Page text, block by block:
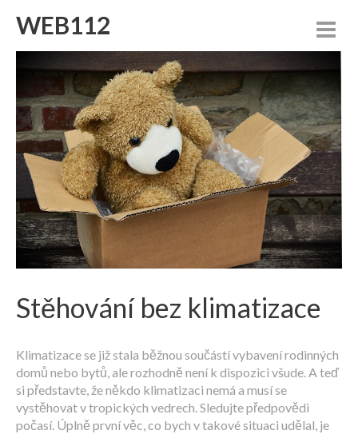
WEB112
Stěhování bez klimatizace
Klimatizace se již stala běžnou součástí vybavení rodinných
domů nebo bytů, ale rozhodně není k dispozici všude. A teď
si představte, že někdo klimatizaci nemá a musí se
vystěhovat v tropických vedrech. Sledujte předpovědi
počasí. Úplně první věc, co bych v takové situaci udělal, je